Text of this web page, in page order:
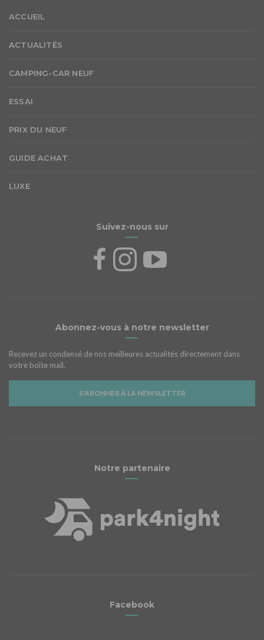
ACCUEIL
ACTUALITÉS
CAMPING-CAR NEUF
ESSAI
PRIX DU NEUF
GUIDE ACHAT
LUXE
Suivez-nous sur
Abonnez-vous à notre newsletter
Recevez un condensé de nos meilleures actualités directement dans
votre boîte mail.
S'ABONNER À LA NEWSLETTER
Notre partenaire
Facebook